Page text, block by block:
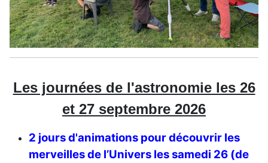
Les journées de l'astronomie les 26
et 27 septembre 2026
2 jours d'animations pour découvrir les
merveilles de l’Univers les samedi 26 (de